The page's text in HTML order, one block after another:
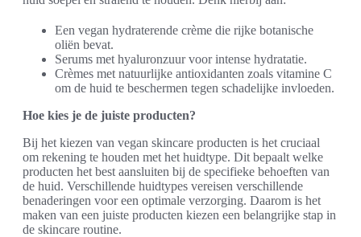
Een vegan hydraterende crème die rijke botanische
oliën bevat.
Serums met hyaluronzuur voor intense hydratatie.
Crèmes met natuurlijke antioxidanten zoals vitamine C
om de huid te beschermen tegen schadelijke invloeden.
Hoe kies je de juiste producten?
Bij het kiezen van vegan skincare producten is het cruciaal
om rekening te houden met het huidtype. Dit bepaalt welke
producten het best aansluiten bij de specifieke behoeften van
de huid. Verschillende huidtypes vereisen verschillende
benaderingen voor een optimale verzorging. Daarom is het
maken van een juiste producten kiezen een belangrijke stap in
de skincare routine.